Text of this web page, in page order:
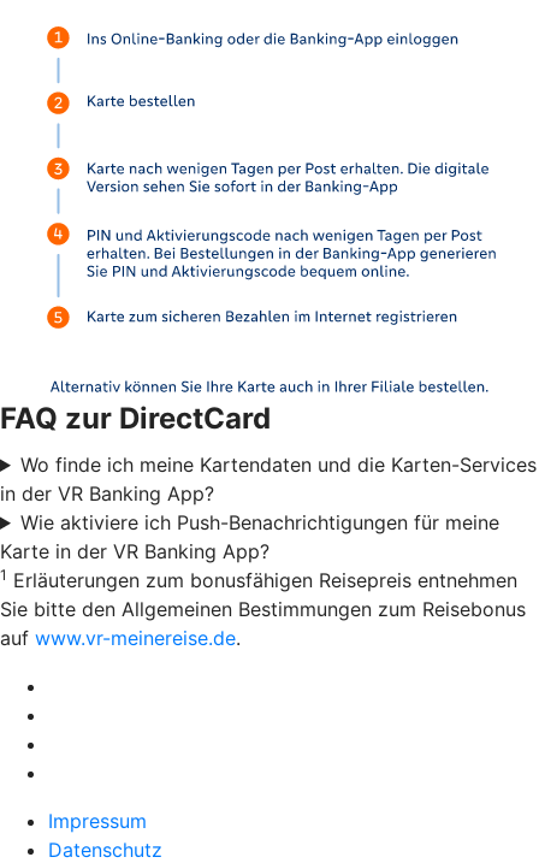
FAQ zur DirectCard
Wo finde ich meine Kartendaten und die Karten-Services
in der VR Banking App?
Wie aktiviere ich Push-Benachrichtigungen für meine
Karte in der VR Banking App?
1 Erläuterungen zum bonusfähigen Reisepreis entnehmen
Sie bitte den Allgemeinen Bestimmungen zum Reisebonus
auf www.vr-meinereise.de.
Impressum
Datenschutz